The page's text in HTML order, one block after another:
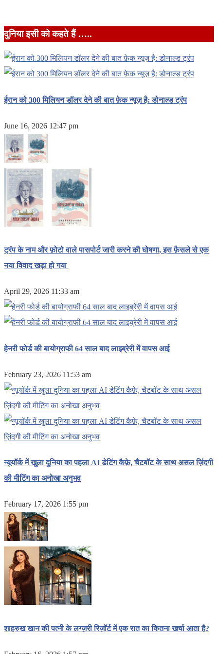
दुनिया इसी को कहते हैं …..
ईरान को 300 मिलियन डॉलर देने की बात फ़ेक न्यूज़ है: डोनाल्ड ट्रंप
June 16, 2026 12:47 pm
ट्रंप के नाम और फ़ोटो वाले पासपोर्ट जारी करने की घोषणा, इस फ़ैसले से एक
नया विवाद खड़ा हो गया
April 29, 2026 11:33 am
हेनरी फोर्ड की बायोग्राफी 64 साल बाद लाइब्रेरी में वापस आई
February 23, 2026 11:53 am
न्यूयॉर्क में खुला दुनिया का पहला AI डेटिंग कैफ़े, चैटबॉट के साथ असल ज़िंदगी
की मीटिंग का अनोखा अनुभव
February 17, 2026 1:55 pm
शाहरुख खान की पत्नी के लग्ज़री रिज़ॉर्ट में एक रात का कितना खर्चा आता है?